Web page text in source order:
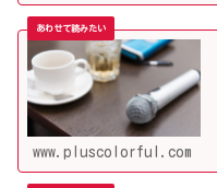
www.pluscolorful.com